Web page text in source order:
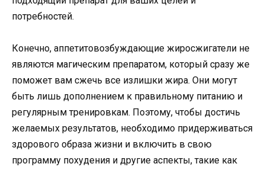
потребностей.
Конечно, аппетитовозбуждающие жиросжигатели не
являются магическим препаратом, который сразу же
поможет вам сжечь все излишки жира. Они могут
быть лишь дополнением к правильному питанию и
регулярным тренировкам. Поэтому, чтобы достичь
желаемых результатов, необходимо придерживаться
здорового образа жизни и включить в свою
программу похудения и другие аспекты, такие как